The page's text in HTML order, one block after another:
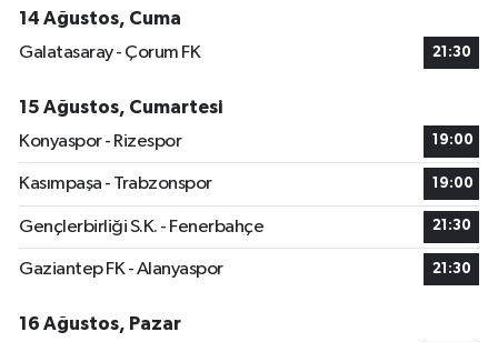
14 Ağustos, Cuma
Galatasaray - Çorum FK
21:30
15 Ağustos, Cumartesi
Konyaspor - Rizespor
19:00
Kasımpaşa - Trabzonspor 19:00
Gençlerbirliği S.K. - Fenerbahçe 21:30
Gaziantep FK - Alanyaspor 21:30
16 Ağustos, Pazar